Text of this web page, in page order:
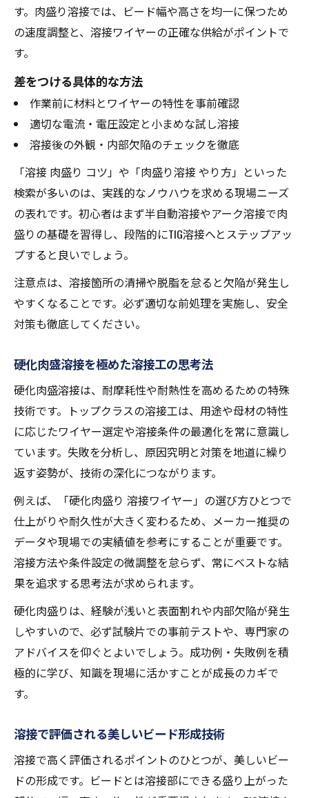
す。肉盛り溶接では、ビード幅や高さを均一に保つため
の速度調整と、溶接ワイヤーの正確な供給がポイントで
す。
差をつける具体的な方法
作業前に材料とワイヤーの特性を事前確認
適切な電流・電圧設定と小まめな試し溶接
溶接後の外観・内部欠陥のチェックを徹底
「溶接 肉盛り コツ」や「肉盛り溶接 やり方」といった
検索が多いのは、実践的なノウハウを求める現場ニーズ
の表れです。初心者はまず半自動溶接やアーク溶接で肉
盛りの基礎を習得し、段階的にTIG溶接へとステップアッ
プすると良いでしょう。
注意点は、溶接箇所の清掃や脱脂を怠ると欠陥が発生し
やすくなることです。必ず適切な前処理を実施し、安全
対策も徹底してください。
硬化肉盛溶接を極めた溶接工の思考法
硬化肉盛溶接は、耐摩耗性や耐熱性を高めるための特殊
技術です。トップクラスの溶接工は、用途や母材の特性
に応じたワイヤー選定や溶接条件の最適化を常に意識し
ています。失敗を分析し、原因究明と対策を地道に繰り
返す姿勢が、技術の深化につながります。
例えば、「硬化肉盛り 溶接ワイヤー」の選び方ひとつで
仕上がりや耐久性が大きく変わるため、メーカー推奨の
データや現場での実績値を参考にすることが重要です。
溶接方法や条件設定の微調整を怠らず、常にベストな結
果を追求する思考法が求められます。
硬化肉盛りは、経験が浅いと表面割れや内部欠陥が発生
しやすいので、必ず試験片での事前テストや、専門家の
アドバイスを仰ぐとよいでしょう。成功例・失敗例を積
極的に学び、知識を現場に活かすことが成長のカギで
す。
溶接で評価される美しいビード形成技術
溶接で高く評価されるポイントのひとつが、美しいビー
ドの形成です。ビードとは溶接部にできる盛り上がった